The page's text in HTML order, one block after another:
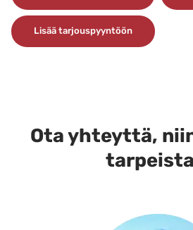
Lisää tarjouspyyntöön
tehdä
Ota yhteyttä,